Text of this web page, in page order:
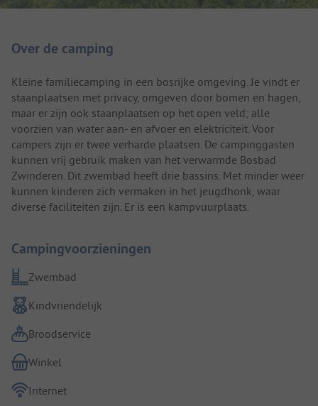
Over de camping
Kleine familiecamping in een bosrijke omgeving. Je vindt er
staanplaatsen met privacy, omgeven door bomen en hagen,
maar er zijn ook staanplaatsen op het open veld; alle
voorzien van water aan- en afvoer en elektriciteit. Voor
campers zijn er twee verharde plaatsen. De campinggasten
kunnen vrij gebruik maken van het verwarmde Bosbad
Zwinderen. Dit zwembad heeft drie bassins. Met minder weer
kunnen kinderen zich vermaken in het jeugdhonk, waar
diverse faciliteiten zijn. Er is een kampvuurplaats.
Campingvoorzieningen
Zwembad
Kindvriendelijk
Broodservice
Winkel
Internet